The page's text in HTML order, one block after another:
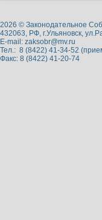
2026 © Законодательное
432063, РФ, г.Ульяновск,
E-mail: zaksobr@mv.ru
Тел.: 8 (8422) 41-34-52
Факс: 8 (8422) 41-20-74